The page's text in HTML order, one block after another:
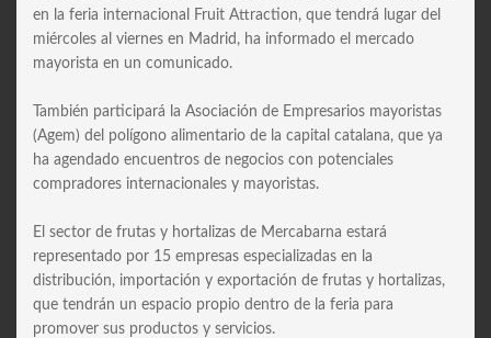
en la feria internacional Fruit Attraction, que tendrá lugar del
miércoles al viernes en Madrid, ha informado el mercado
mayorista en un comunicado.
También participará la Asociación de Empresarios mayoristas
(Agem) del polígono alimentario de la capital catalana, que ya
ha agendado encuentros de negocios con potenciales
compradores internacionales y mayoristas.
El sector de frutas y hortalizas de Mercabarna estará
representado por 15 empresas especializadas en la
distribución, importación y exportación de frutas y hortalizas,
que tendrán un espacio propio dentro de la feria para
promover sus productos y servicios.